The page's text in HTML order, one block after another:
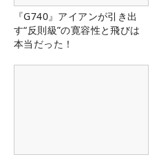
『G740』アイアンが引き出
す“反則級”の寛容性と飛びは
本当だった！